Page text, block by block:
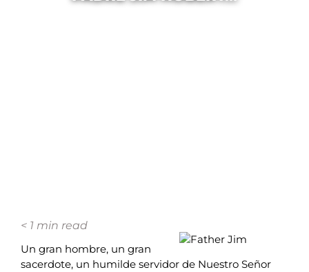
< 1 min read
Un gran hombre, un gran
sacerdote, un humilde servidor de Nuestro Señor